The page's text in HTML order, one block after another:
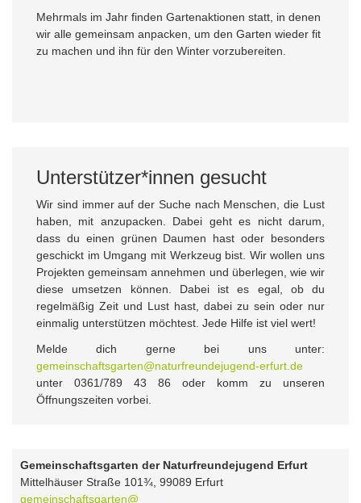
Mehrmals im Jahr finden Gartenaktionen statt, in denen
wir alle gemeinsam anpacken, um den Garten wieder fit
zu machen und ihn für den Winter vorzubereiten.
Unterstützer*innen gesucht
Wir sind immer auf der Suche nach Menschen, die Lust
haben, mit anzupacken. Dabei geht es nicht darum,
dass du einen grünen Daumen hast oder besonders
geschickt im Umgang mit Werkzeug bist. Wir wollen uns
Projekten gemeinsam annehmen und überlegen, wie wir
diese umsetzen können. Dabei ist es egal, ob du
regelmäßig Zeit und Lust hast, dabei zu sein oder nur
einmalig unterstützen möchtest. Jede Hilfe ist viel wert!
Melde dich gerne bei uns unter:
gemeinschaftsgarten@naturfreundejugend-erfurt.de
unter 0361/789 43 86 oder komm zu unseren
Öffnungszeiten vorbei.
Gemeinschaftsgarten der Naturfreundejugend Erfurt
Mittelhäuser Straße 101¾, 99089 Erfurt
gemeinschaftsgarten@